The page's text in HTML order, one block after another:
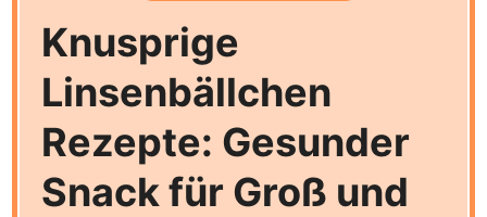
Knusprige
Linsenbällchen
Rezepte: Gesunder
Snack für Groß und